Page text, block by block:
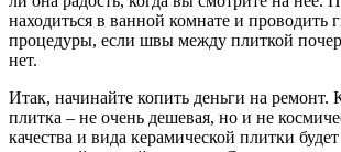
находиться в ванной комнате и проводить
процедуры, если швы между плиткой
нет.
Итак, начинайте копить деньги на ремонт.
плитка – не очень дешевая, но и не
качества и вида керамической плитки